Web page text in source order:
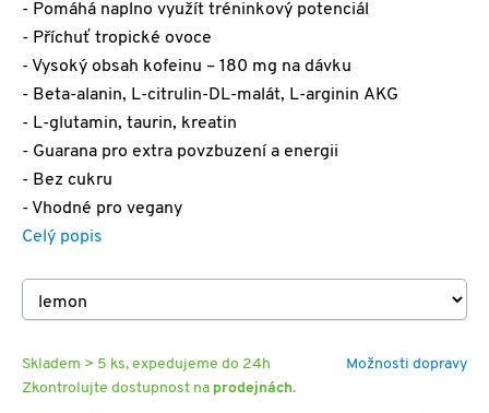
- Pomáhá naplno využít tréninkový potenciál
- Příchuť tropické ovoce
- Vysoký obsah kofeinu – 180 mg na dávku
- Beta-alanin, L-citrulin-DL-malát, L-arginin AKG
- L-glutamin, taurin, kreatin
- Guarana pro extra povzbuzení a energii
- Bez cukru
- Vhodné pro vegany
Celý popis
Možnosti dopravy
Skladem > 5 ks, expedujeme do 24h
Zkontrolujte dostupnost na prodejnách.